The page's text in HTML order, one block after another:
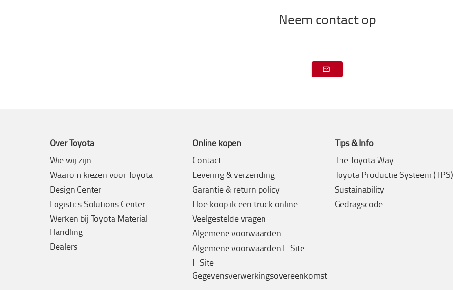
Neem contact op
Over Toyota
Wie wij zijn
Waarom kiezen voor Toyota
Design Center
Logistics Solutions Center
Werken bij Toyota Material
Handling
Dealers
Online kopen
Contact
Levering & verzending
Garantie & return policy
Hoe koop ik een truck online
Veelgestelde vragen
Algemene voorwaarden
Algemene voorwaarden I_Site
I_Site
Gegevensverwerkingsovereenkomst
Tips & Info
The Toyota Way
Toyota Productie Systeem (TPS)
Sustainability
Gedragscode